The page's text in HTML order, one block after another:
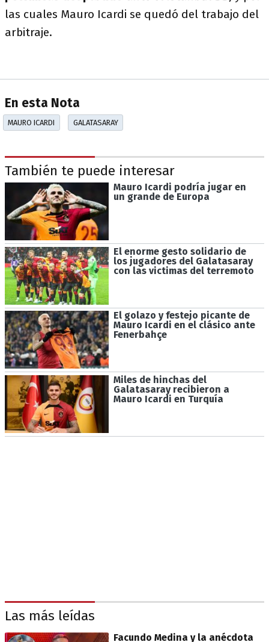
las cuales Mauro Icardi se quedó del trabajo del
arbitraje.
En esta Nota
MAURO ICARDI GALATASARAY
También te puede interesar
Mauro Icardi podría jugar en
un grande de Europa
El enorme gesto solidario de
los jugadores del Galatasaray
con las victimas del terremoto
El golazo y festejo picante de
Mauro Icardi en el clásico ante
Fenerbahçe
Miles de hinchas del
Galatasaray recibieron a
Mauro Icardi en Turquía
Las más leídas
Facundo Medina y la anécdota